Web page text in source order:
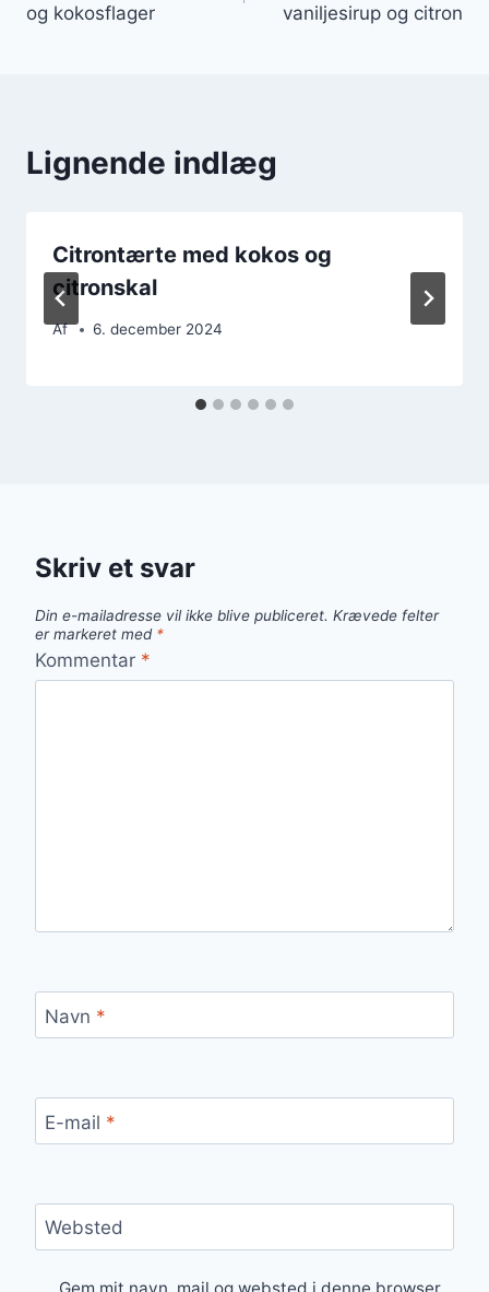
og kokosflager
vaniljesirup og citron
Lignende indlæg
Citrontærte med kokos og
citronskal
Af 6. december 2024
Skriv et svar
Din e-mailadresse vil ikke blive publiceret. Krævede felter
er markeret med *
Kommentar *
Navn *
E-mail *
Websted